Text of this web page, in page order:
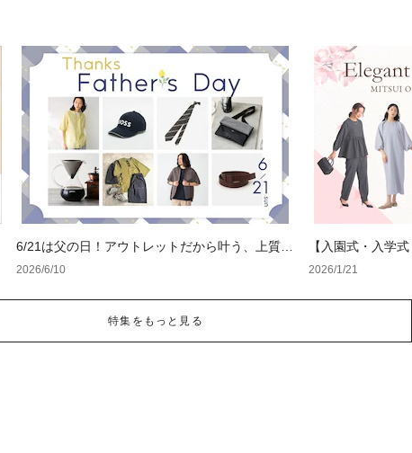
6/21は父の日！アウトレットだから叶う、上質ギ
フト特集
2026/6/10
【入園式・入学
賢く揃える！三井
2026/1/21
特集をもっと見る